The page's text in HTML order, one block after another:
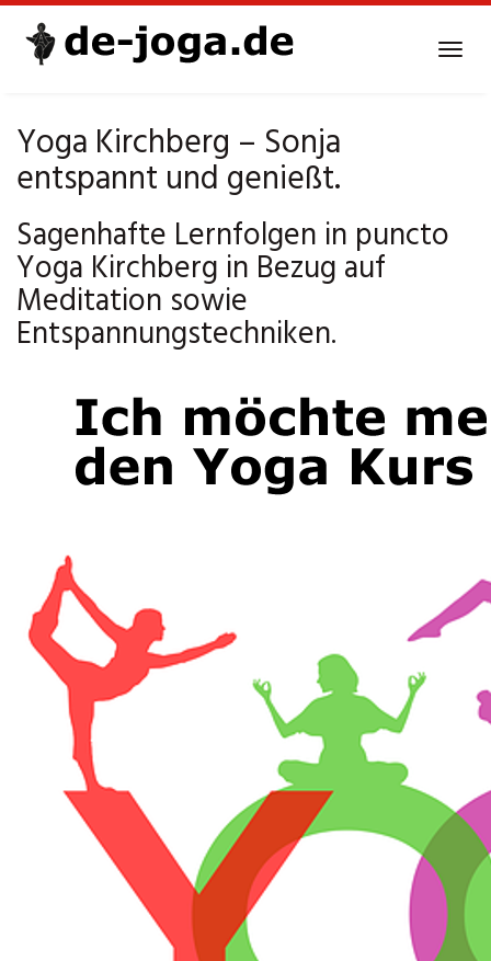
Yoga Kirchberg – Sonja
entspannt und genießt.
Sagenhafte Lernfolgen in puncto
Yoga Kirchberg in Bezug auf
Meditation sowie
Entspannungstechniken.